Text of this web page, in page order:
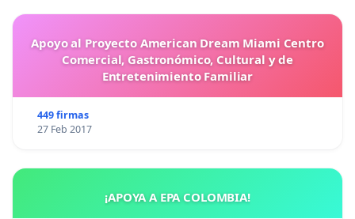
Apoyo al Proyecto American Dream Miami Centro
Comercial, Gastronómico, Cultural y de
Entretenimiento Familiar
449 firmas
27 Feb 2017
¡APOYA A EPA COLOMBIA!